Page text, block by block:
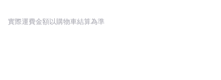
實際運費金額以購物車結算為準